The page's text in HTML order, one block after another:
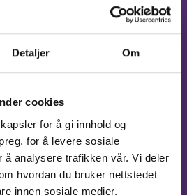
Detaljer Om
cookies
for å gi innhold og
for å levere sosiale
å analysere trafikken vår. Vi deler
hvordan du bruker nettstedet
innen sosiale medier,
749kr
pr mnd
uten binding